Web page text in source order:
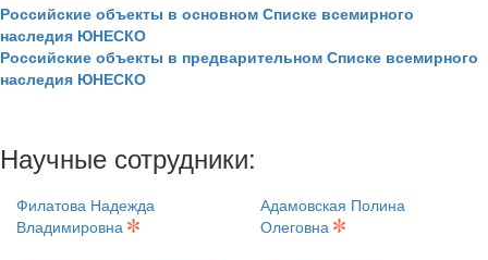
Российские объекты в основном Списке всемирного
наследия ЮНЕСКО
Российские объекты в предварительном Списке всемирного
наследия ЮНЕСКО
Научные сотрудники:
Филатова Надежда
Владимировна
Адамовская Полина
Олеговна